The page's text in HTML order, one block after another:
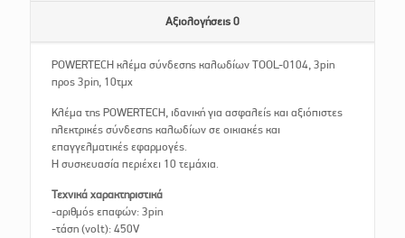
Αξιολογήσεις 0
POWERTECH κλέμα σύνδεσης καλωδίων TOOL-0104, 3pin
προς 3pin, 10τμχ
Κλέμα της POWERTECH, ιδανική για ασφαλείς και αξιόπιστες
ηλεκτρικές σύνδεσης καλωδίων σε οικιακές και
επαγγελματικές εφαρμογές.
Η συσκευασία περιέχει 10 τεμάχια.
Τεχνικά χαρακτηριστικά
-αριθμός επαφών: 3pin
-τάση (volt): 450V